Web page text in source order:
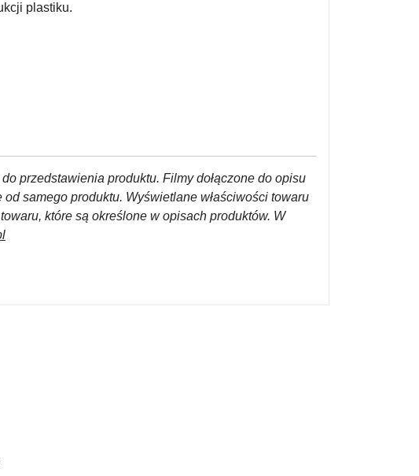
plastiku.
przedstawienia produktu. Filmy dołączone do opisu
samego produktu. Wyświetlane właściwości towaru
które są określone w opisach produktów. W